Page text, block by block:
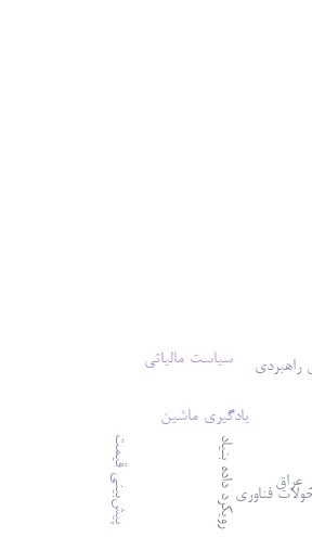
عراق
فناوریرویکرد داده بنیاد پیش‌بینی قیمت
یادگیری ماشین
راهبردی سیاست مالیاتی